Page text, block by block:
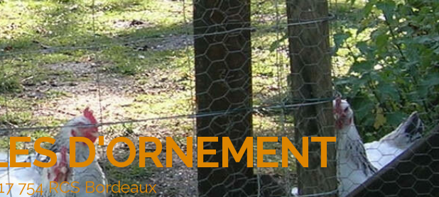
D'ORNEMENT
754 RCS Bordeaux